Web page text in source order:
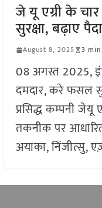
जे यू एग्री के
सुरक्षा, बढ़ाए
August 8, 2025 3
08 अगस्त 2025,
दमदार, करे फसल
प्रसिद्ध कम्पनी जेयू
तकनीक पर
अयाका, निंजीत्सु,